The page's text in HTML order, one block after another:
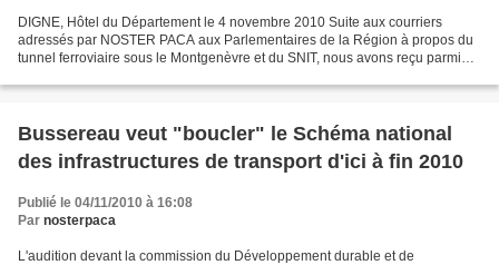
DIGNE, Hôtel du Département le 4 novembre 2010 Suite aux courriers
adressés par NOSTER PACA aux Parlementaires de la Région à propos du
tunnel ferroviaire sous le Montgenèvre et du SNIT, nous avons reçu parmi
Bussereau veut "boucler" le Schéma national
des infrastructures de transport d'ici à fin 2010
Publié le 04/11/2010 à 16:08
Par nosterpaca
L'audition devant la commission du Développement durable et de